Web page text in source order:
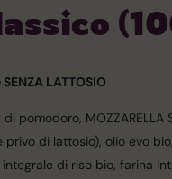
LATTOSIO
pomodoro, MOZZARELLA
privo di lattosio), olio evo
di riso bio, farina